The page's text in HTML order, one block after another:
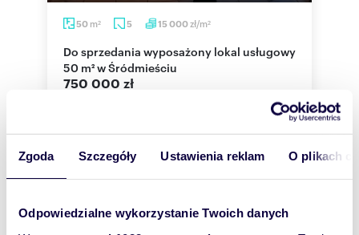
Zgoda Szczegóły Ustawienia reklam O plikach
Odpowiedzialne wykorzystanie Twoich danych
50 m2 5 15 000zł/m2
Do sprzedania wyposażony lokal usługowy
50 m² w Śródmieściu
750 000 zł
medyczne, znajdującego się na poziomie zero, w
budynku z lat 90-tych, przy ul. Sło...